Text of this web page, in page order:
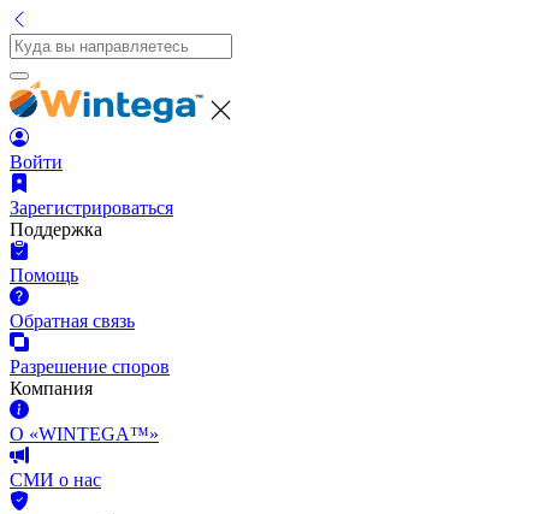
Войти
Зарегистрироваться
Поддержка
Помощь
Обратная связь
Разрешение споров
Компания
О «WINTEGA™»
СМИ о нас